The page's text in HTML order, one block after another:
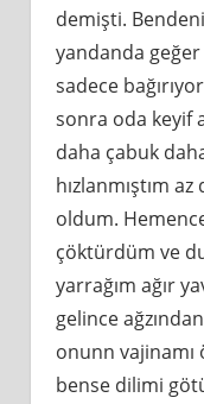
demişti.
yandanda
sadece
sonra oda keyif
daha çabuk
hızlanmıştım
oldum.
çöktürdüm ve
yarrağım ağır
gelince
onunn vajinamı
bense dilimi